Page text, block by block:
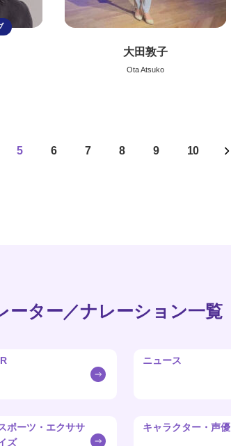
大田敦子
Ota Atsuko
5 6 7 8 9 10
ーター／ナレーション一覧
ニュース
ポーツ・エクササ
ズ
キャラクター・声優